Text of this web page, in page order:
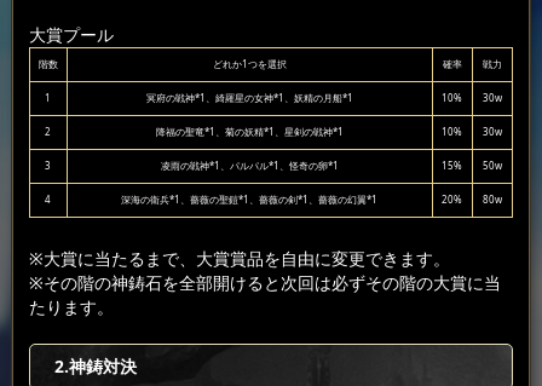
大賞プール
階数 どれか1つを選択 確率 戦力
1 冥府の戦神*1、綺羅星の女神*1、妖精の月船*1 10% 30w
2 降福の聖竜*1、菊の妖精*1、星剣の戦神*1 10% 30w
3 凌雨の戦神*1、パルパル*1、怪奇の卵*1 15% 50w
4 深海の衛兵*1、薔薇の聖鎧*1、薔薇の剣*1、薔薇の幻翼*1 20% 80w
※大賞に当たるまで、大賞賞品を自由に変更できます。
※その階の神鋳石を全部開けると次回は必ずその階の大賞に当
たります。
2.神鋳対決